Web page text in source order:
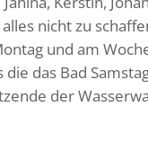
nicht zu
und am
das Bad
der